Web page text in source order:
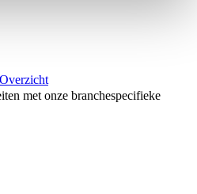
met onze branchespecifieke